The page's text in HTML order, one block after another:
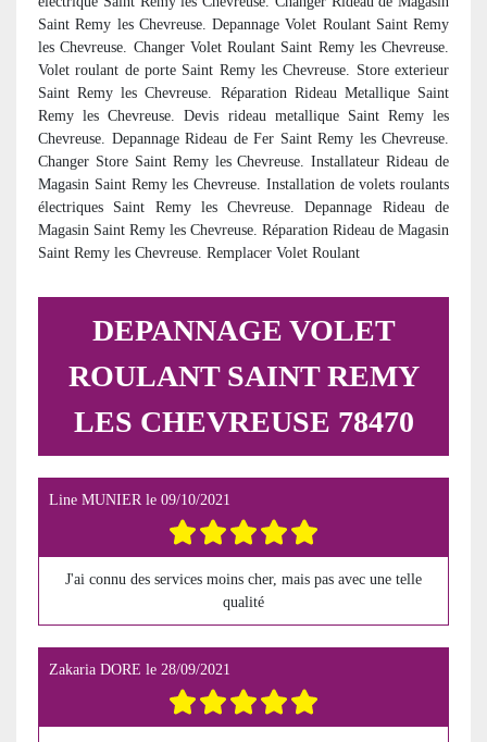
Saint Remy les Chevreuse. Depannage Volet Roulant Saint Remy
les Chevreuse. Changer Volet Roulant Saint Remy les Chevreuse.
Volet roulant de porte Saint Remy les Chevreuse. Store exterieur
Saint Remy les Chevreuse. Réparation Rideau Metallique Saint
Remy les Chevreuse. Devis rideau metallique Saint Remy les
Chevreuse. Depannage Rideau de Fer Saint Remy les Chevreuse.
Changer Store Saint Remy les Chevreuse. Installateur Rideau de
Magasin Saint Remy les Chevreuse. Installation de volets roulants
électriques Saint Remy les Chevreuse. Depannage Rideau de
Magasin Saint Remy les Chevreuse. Réparation Rideau de Magasin
Saint Remy les Chevreuse. Remplacer Volet Roulant
DEPANNAGE VOLET
ROULANT SAINT REMY
LES CHEVREUSE 78470
Line MUNIER le 09/10/2021
J'ai connu des services moins cher, mais pas avec une telle
qualité
Zakaria DORE le 28/09/2021